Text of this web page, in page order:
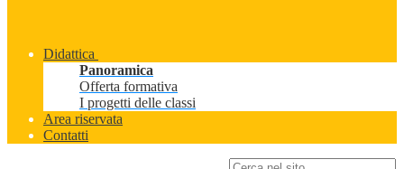
Didattica
Panoramica
Offerta formativa
I progetti delle classi
Area riservata
Contatti